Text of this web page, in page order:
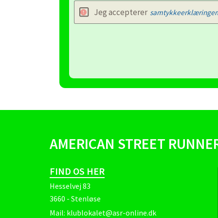
Jeg accepterer samtykkeerklæringen
AMERICAN STREET
FIND OS HER
Hesselvej 83
3660 - Stenløse
Mail: klublokalet@asr-online.dk